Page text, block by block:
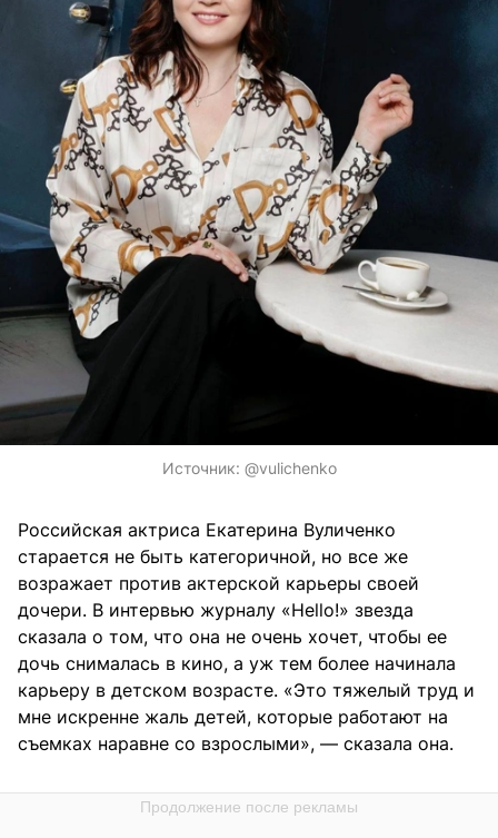
Источник: @vulichenko
Российская актриса Екатерина Вуличенко
старается не быть категоричной, но все же
возражает против актерской карьеры своей
дочери. В интервью журналу «Hello!» звезда
сказала о том, что она не очень хочет, чтобы ее
дочь снималась в кино, а уж тем более начинала
карьеру в детском возрасте. «Это тяжелый труд и
мне искренне жаль детей, которые работают на
съемках наравне со взрослыми», — сказала она.